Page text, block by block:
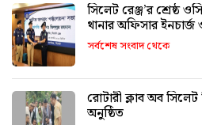
সিলেট রেঞ্জ’র শ্রেষ্ঠ
থানার অফিসার
সর্বশেষ সংবাদ থেকে
রোটারী ক্লাব অব
অনুষ্ঠিত